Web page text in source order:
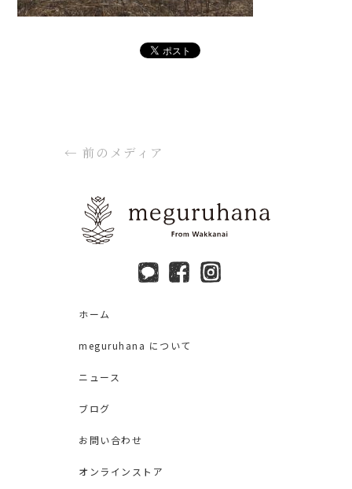
← 前のメディア
ホーム
meguruhana について
ニュース
ブログ
お問い合わせ
オンラインストア